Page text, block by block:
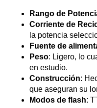
Rango de
Corriente de
la potencia
Fuente de
Peso: Ligero, lo
en estudio.
Construcción:
que aseguran su
Modos de flash: